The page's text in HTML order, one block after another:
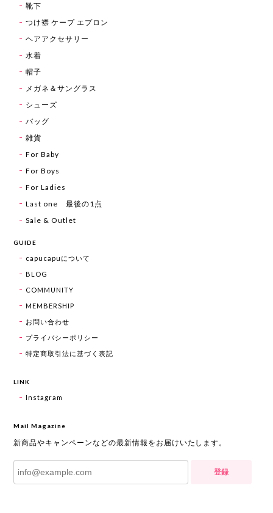
靴下
つけ襟 ケープ エプロン
ヘアアクセサリー
水着
帽子
メガネ＆サングラス
シューズ
バッグ
雑貨
For Baby
For Boys
For Ladies
Last one 最後の1点
Sale & Outlet
GUIDE
capucapuについて
BLOG
COMMUNITY
MEMBERSHIP
お問い合わせ
プライバシーポリシー
特定商取引法に基づく表記
LINK
Instagram
Mail Magazine
新商品やキャンペーンなどの最新情報をお届けいたします。
登録